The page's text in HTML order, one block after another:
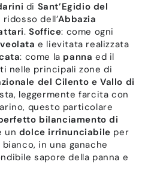
di Sant’Egidio del
dell’Abbazia
.Soffice: come ogni
e lievitata realizzata
: come la pannaed il
nelle principali zone di
del Cilento e Vallo di
leggermente farcita con
questo particolare
bilanciamento di
un dolce irrinunciabile per
in una ganache
sapore della panna e